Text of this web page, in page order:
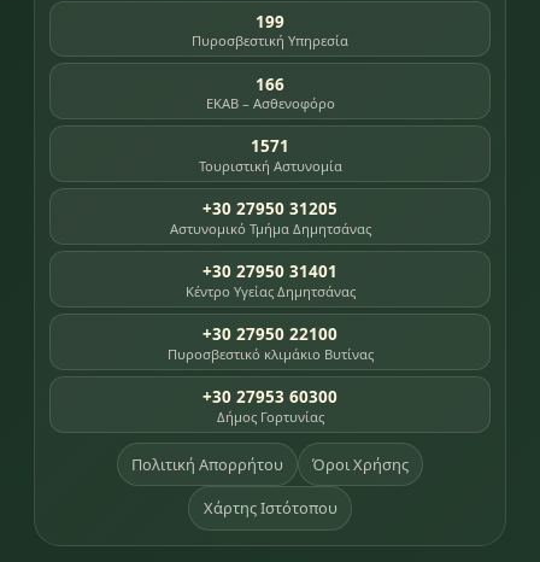
199
Πυροσβεστική Υπηρεσία
166
ΕΚΑΒ – Ασθενοφόρο
1571
Τουριστική Αστυνομία
+30 27950 31205
Αστυνομικό Τμήμα Δημητσάνας
+30 27950 31401
Κέντρο Υγείας Δημητσάνας
+30 27950 22100
Πυροσβεστικό κλιμάκιο Βυτίνας
+30 27953 60300
Δήμος Γορτυνίας
Πολιτική Απορρήτου Όροι Χρήσης
Χάρτης Ιστότοπου